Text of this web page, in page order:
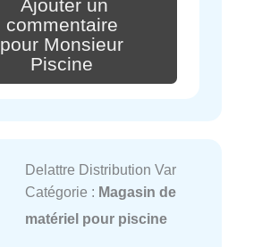
Ajouter un
commentaire
pour Monsieur
Piscine
Delattre Distribution Var
Catégorie : Magasin de
matériel pour piscine